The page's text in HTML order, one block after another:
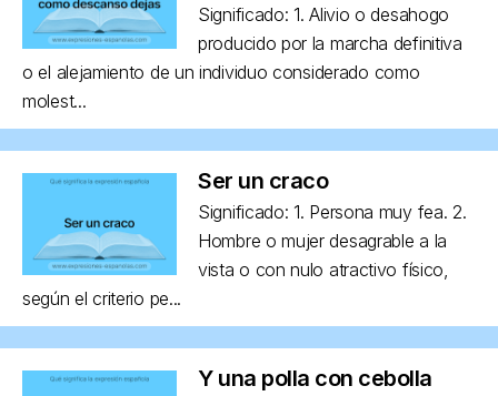
Significado: 1. Alivio o desahogo
producido por la marcha definitiva
o el alejamiento de un individuo considerado como
molest...
Ser un craco
Significado: 1. Persona muy fea. 2.
Hombre o mujer desagrable a la
vista o con nulo atractivo físico,
según el criterio pe...
Y una polla con cebolla